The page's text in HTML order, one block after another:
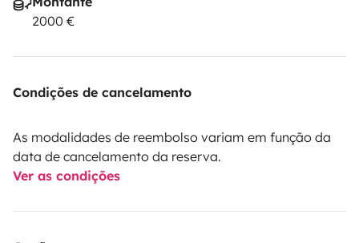
2000 €
Condições de cancelamento
As modalidades de reembolso variam em função da
data de cancelamento da reserva.
Ver as condições